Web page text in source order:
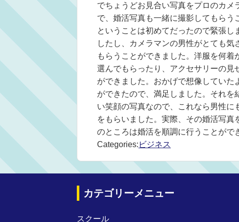
でちょうどお見合い写真をプロのカ
で、婚活写真も一緒に撮影してもらう
ということは初めてだったので緊張し
したし、カメラマンの男性がとても
もらうことができました。洋服を何
選んでもらったり、アクセサリーの見
ができました。おかげで想像していた
ができたので、満足しました。それを
い笑顔の写真なので、これなら男性に
をもらいました。実際、その婚活写
のところは婚活を順調に行うことがで
Categories: ビジネス
カテゴリーメニュー
スクール